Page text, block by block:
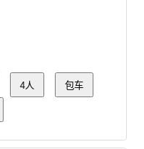
4人 包车